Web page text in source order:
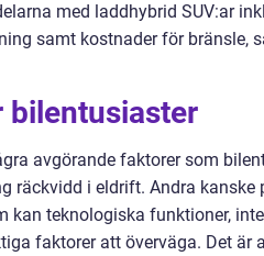
med laddhybrid SUV:ar
samt kostnader för bränsle,
bilentusiaster
avgörande faktorer som
räckvidd i eldrift. Andra kanske
kan teknologiska funktioner,
faktorer att överväga. Det är